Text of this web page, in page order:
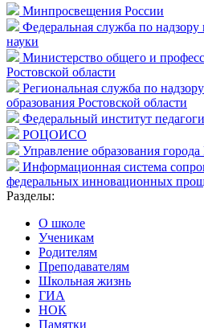
Минпросвещения России
Федеральная служба по надзору
науки
Министерство общего и
Ростовской области
Региональная служба по
образования Ростовской области
Федеральный институт
РОЦОИСО
Управление образования
Информационная система
федеральных инновационных
Разделы:
О школе
Ученикам
Родителям
Преподавателям
Школьная жизнь
ГИА
НОК
Памятки